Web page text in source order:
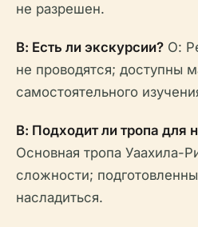
не разрешен.
В: Есть ли экскурсии? О:
не проводятся; доступны
самостоятельного
В: Подходит ли тропа для
Основная тропа Уаахила-
сложности;
насладиться.